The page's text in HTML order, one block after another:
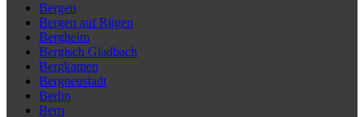
Bergen
Bergen auf Rügen
Bergheim
Bergisch Gladbach
Bergkamen
Bergneustadt
Berlin
Bern